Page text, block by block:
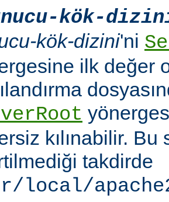
kök-
kök-dizini'ni
ilk değer
kılınabilir. Bu
takdirde
local/